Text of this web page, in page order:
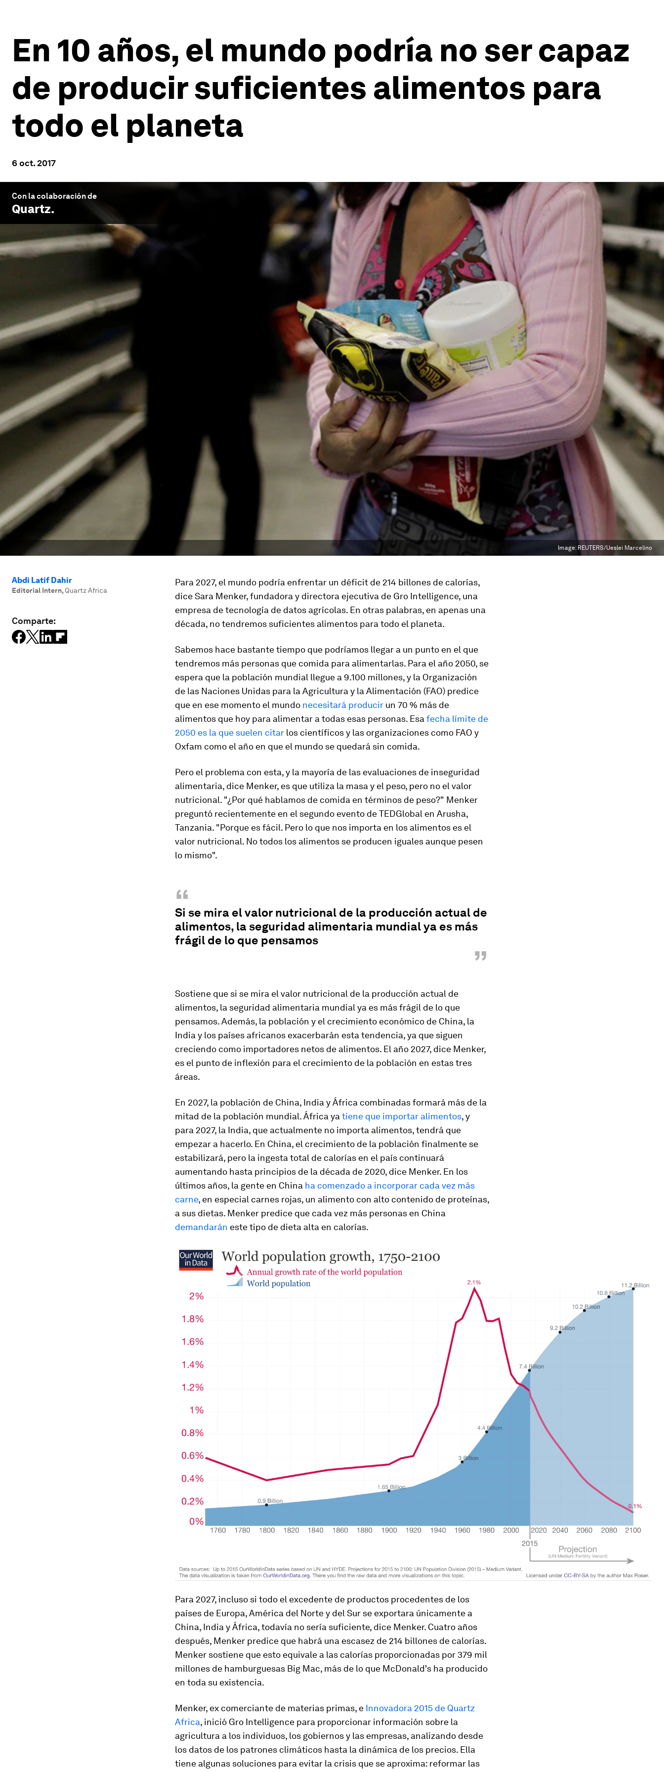
En 10 años, el mundo podría no ser capaz
de producir suficientes alimentos para
todo el planeta
6 oct. 2017
Con la colaboración de
Quartz.
Image: REUTERS/Ueslei Marcelino
Abdi Latif Dahir
Editorial Intern, Quartz Africa
Comparte:
Para 2027, el mundo podría enfrentar un déficit de 214 billones de calorías,
dice Sara Menker, fundadora y directora ejecutiva de Gro Intelligence, una
empresa de tecnología de datos agrícolas. En otras palabras, en apenas una
década, no tendremos suficientes alimentos para todo el planeta.
Sabemos hace bastante tiempo que podríamos llegar a un punto en el que
tendremos más personas que comida para alimentarlas. Para el año 2050, se
espera que la población mundial llegue a 9.100 millones, y la Organización
de las Naciones Unidas para la Agricultura y la Alimentación (FAO) predice
que en ese momento el mundo necesitará producir un 70 % más de
alimentos que hoy para alimentar a todas esas personas. Esa fecha límite de
2050 es la que suelen citar los científicos y las organizaciones como FAO y
Oxfam como el año en que el mundo se quedará sin comida.
Pero el problema con esta, y la mayoría de las evaluaciones de inseguridad
alimentaria, dice Menker, es que utiliza la masa y el peso, pero no el valor
nutricional. "¿Por qué hablamos de comida en términos de peso?" Menker
preguntó recientemente en el segundo evento de TEDGlobal en Arusha,
Tanzania. "Porque es fácil. Pero lo que nos importa en los alimentos es el
valor nutricional. No todos los alimentos se producen iguales aunque pesen
lo mismo".
“
Si se mira el valor nutricional de la producción actual de
alimentos, la seguridad alimentaria mundial ya es más
frágil de lo que pensamos
”
Sostiene que si se mira el valor nutricional de la producción actual de
alimentos, la seguridad alimentaria mundial ya es más frágil de lo que
pensamos. Además, la población y el crecimiento económico de China, la
India y los países africanos exacerbarán esta tendencia, ya que siguen
creciendo como importadores netos de alimentos. El año 2027, dice Menker,
es el punto de inflexión para el crecimiento de la población en estas tres
áreas.
En 2027, la población de China, India y África combinadas formará más de la
mitad de la población mundial. África ya tiene que importar alimentos, y
para 2027, la India, que actualmente no importa alimentos, tendrá que
empezar a hacerlo. En China, el crecimiento de la población finalmente se
estabilizará, pero la ingesta total de calorías en el país continuará
aumentando hasta principios de la década de 2020, dice Menker. En los
últimos años, la gente en China ha comenzado a incorporar cada vez más
carne, en especial carnes rojas, un alimento con alto contenido de proteínas,
a sus dietas. Menker predice que cada vez más personas en China
demandarán este tipo de dieta alta en calorías.
Para 2027, incluso si todo el excedente de productos procedentes de los
países de Europa, América del Norte y del Sur se exportara únicamente a
China, India y África, todavía no sería suficiente, dice Menker. Cuatro años
después, Menker predice que habrá una escasez de 214 billones de calorías.
Menker sostiene que esto equivale a las calorías proporcionadas por 379 mil
millones de hamburguesas Big Mac, más de lo que McDonald's ha producido
en toda su existencia.
Menker, ex comerciante de materias primas, e Innovadora 2015 de Quartz
Africa, inició Gro Intelligence para proporcionar información sobre la
agricultura a los individuos, los gobiernos y las empresas, analizando desde
los datos de los patrones climáticos hasta la dinámica de los precios. Ella
tiene algunas soluciones para evitar la crisis que se aproxima: reformar las